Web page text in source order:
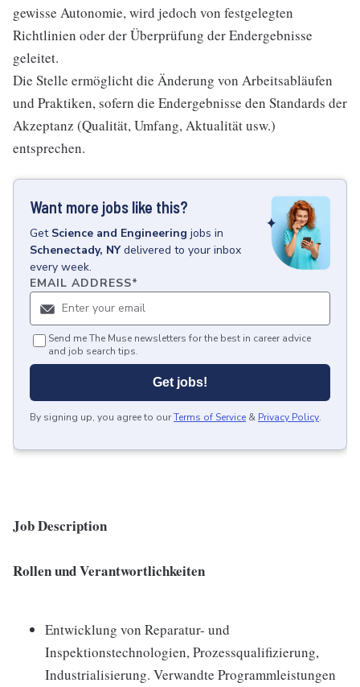
gewisse Autonomie, wird jedoch von festgelegten
Richtlinien oder der Überprüfung der Endergebnisse
geleitet.
Die Stelle ermöglicht die Änderung von Arbeitsabläufen
und Praktiken, sofern die Endergebnisse den Standards der
Akzeptanz (Qualität, Umfang, Aktualität usw.)
entsprechen.
Want more jobs like this?
Get Science and Engineering jobs in
Schenectady, NY delivered to your inbox
every week.
EMAIL ADDRESS*
Send me The Muse newsletters for the best in career advice
and job search tips.
Get jobs!
By signing up, you agree to ourTerms of Service & Privacy Policy.
Job Description
Rollen und Verantwortlichkeiten
Entwicklung von Reparatur- und
Inspektionstechnologien, Prozessqualifizierung,
Industrialisierung. Verwandte Programmleistungen